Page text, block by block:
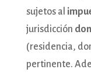
sujetos al
jurisdicción
(residencia,
pertinente.